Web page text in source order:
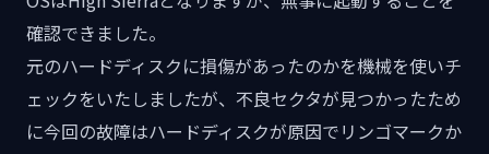
確認できました。
元のハードディスクに損傷があったのかを機械を使いチ
ェックをいたしましたが、不良セクタが見つかったため
に今回の故障はハードディスクが原因でリンゴマークか